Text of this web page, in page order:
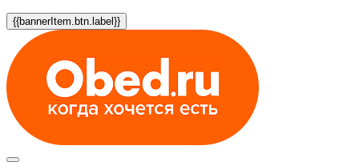
{{bannerItem.btn.label}}